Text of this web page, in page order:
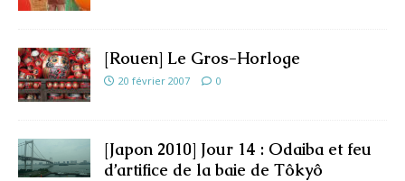
[Rouen] Le Gros-Horloge
20 février 2007 0
[Japon 2010] Jour 14 : Odaiba et feu
d’artifice de la baie de Tôkyô